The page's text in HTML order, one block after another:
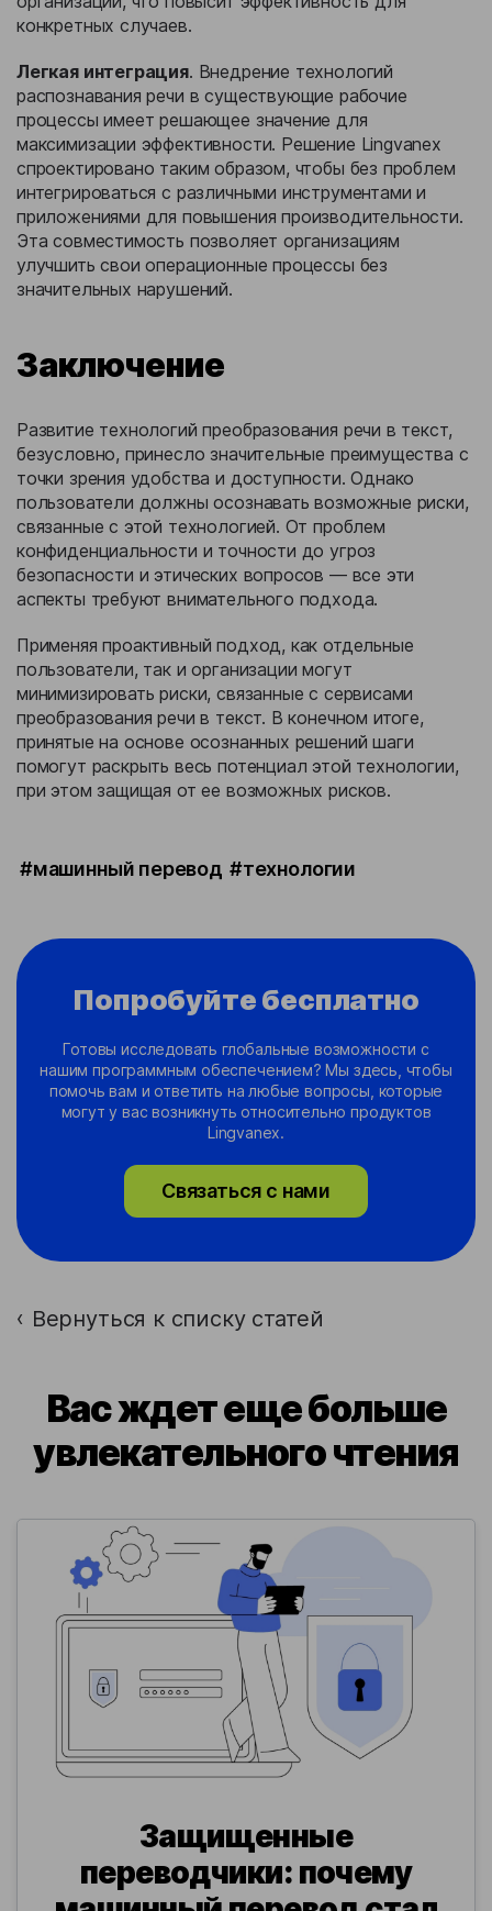
конкретных случаев.
Легкая интеграция. Внедрение технологий
распознавания речи в существующие рабочие
процессы имеет решающее значение для
максимизации эффективности. Решение Lingvanex
спроектировано таким образом, чтобы без проблем
интегрироваться с различными инструментами и
приложениями для повышения производительности.
Эта совместимость позволяет организациям
улучшить свои операционные процессы без
значительных нарушений.
Заключение
Развитие технологий преобразования речи в текст,
безусловно, принесло значительные преимущества с
точки зрения удобства и доступности. Однако
пользователи должны осознавать возможные риски,
связанные с этой технологией. От проблем
конфиденциальности и точности до угроз
безопасности и этических вопросов — все эти
аспекты требуют внимательного подхода.
Применяя проактивный подход, как отдельные
пользователи, так и организации могут
минимизировать риски, связанные с сервисами
преобразования речи в текст. В конечном итоге,
принятые на основе осознанных решений шаги
помогут раскрыть весь потенциал этой технологии,
при этом защищая от ее возможных рисков.
#машинный перевод #технологии
Попробуйте бесплатно
Готовы исследовать глобальные возможности с
нашим программным обеспечением? Мы здесь, чтобы
помочь вам и ответить на любые вопросы, которые
могут у вас возникнуть относительно продуктов
Lingvanex.
Связаться с нами
› Вернуться к списку статей
Вас ждет еще больше
увлекательного чтения
Защищенные
переводчики: почему